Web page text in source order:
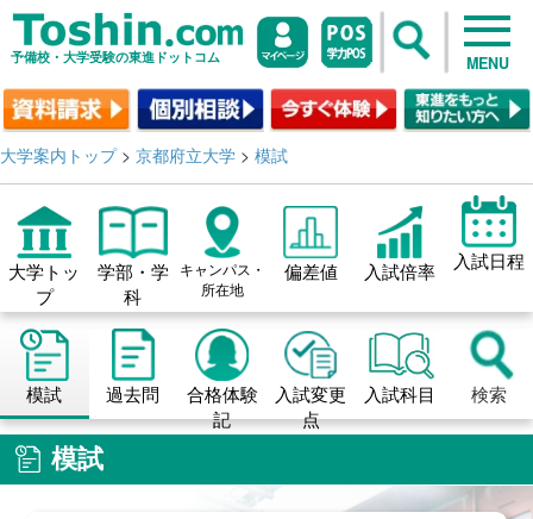
予備校・大学受験の東進ドットコム MENU
大学案内トップ> 京都府立大学 > 模試
大学トッ
プ
学部・学
科
キャンパス・
所在地
偏差値 入試倍率 入試日程
模試 過去問
合格体験
記
入試変更
点
入試科目 検索
模試